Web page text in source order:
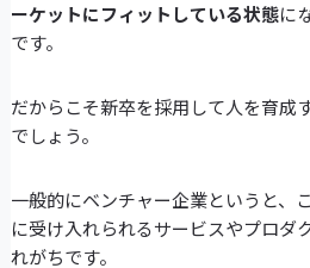
ーケットにフィットしている状態に
です。
だからこそ新卒を採用して人を育成
でしょう。
一般的にベンチャー企業というと、
に受け入れられるサービスやプロダ
れがちです。